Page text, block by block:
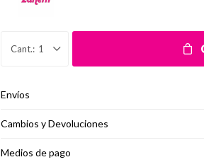
1
Envíos
Cambios y Devoluciones
Medios de pago